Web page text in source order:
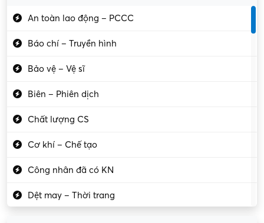
An toàn lao động – PCCC
Báo chí – Truyền hình
Bảo vệ – Vệ sĩ
Biên – Phiên dịch
Chất lượng CS
Cơ khí – Chế tạo
Công nhân đã có KN
Dệt may – Thời trang